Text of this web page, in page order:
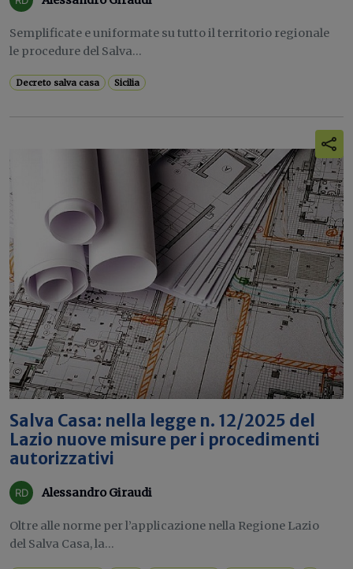
Semplificate e uniformate su tutto il territorio regionale
le procedure del Salva...
Decreto salva casa Sicilia
Salva Casa: nella legge n. 12/2025 del
Lazio nuove misure per i procedimenti
autorizzativi
Alessandro Giraudi
Oltre alle norme per l’applicazione nella Regione Lazio
del Salva Casa, la...